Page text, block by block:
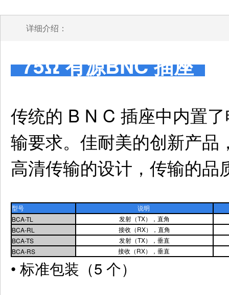
详细介绍：
75Ω 有源BNC 插座
传统的 B N C 插座中内置
输要求。佳耐美的创新产
高清传输的设计，传输的品
型号
说明
BCA-TL
发射（TX），直角
BCA-RL
接收（RX），直角
BCA-TS
发射（TX），垂直
BCA-RS
接收（RX），垂直
• 标准包装（5 个）